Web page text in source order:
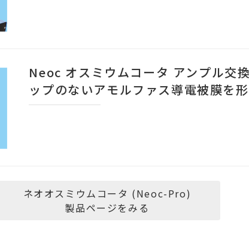
Neoc オスミウムコータ アンプル交
ップのないアモルファス導電被膜を形
ネオオスミウムコータ (Neoc-Pro)
製品ページをみる